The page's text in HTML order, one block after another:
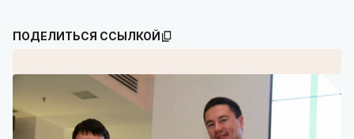
ПОДЕЛИТЬСЯ ССЫЛКОЙ